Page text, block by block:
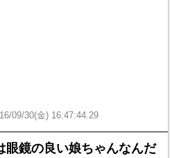
09/30(金) 16:47:44.29
眼鏡の良い娘ちゃんなんだ